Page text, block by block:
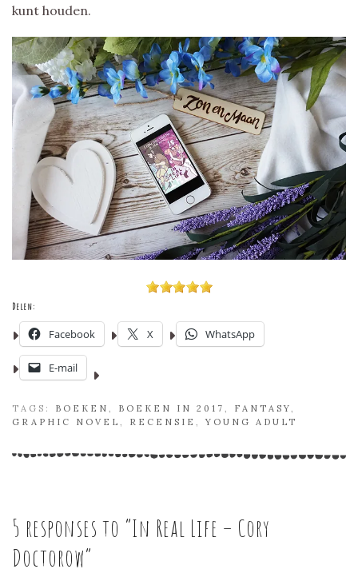
kunt houden.
Delen:
Facebook X WhatsApp
E-mail
TAGS: BOEKEN BOEKEN IN 2017 FANTASY
GRAPHIC NOVEL
RECENSIE ,YOUNG ADULT
5 responses to “In Real Life – Cory
Doctorow”